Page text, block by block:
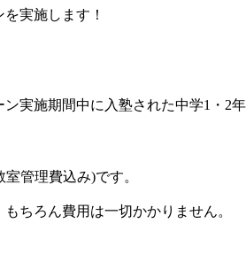
実施します！
実施期間中に入塾された中学1・2
管理費込み)です。
ちろん費用は一切かかりません。